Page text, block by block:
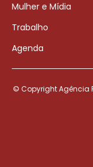
Mulher e Mídia
Trabalho
Agenda
© Copyright Agência